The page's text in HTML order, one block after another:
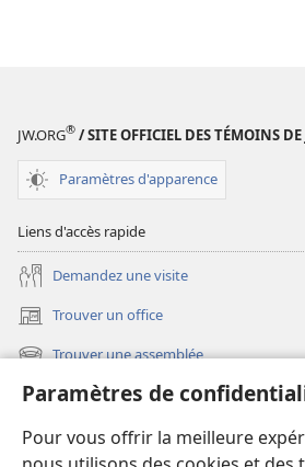
Paramètres de
Pour vous offrir la meilleure
JW.ORG® / SITE OFFICIEL DES TÉMOINS DE
Paramètres d'apparence
Liens d'accès rapide
Demandez une visite
Trouver un office
(ouvre
une
fenêtre)
Trouver une assemblée
(ouvre
une
nouvelle
fenêtre)
Les nouveautés
Vidéos